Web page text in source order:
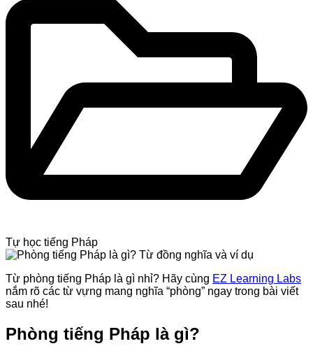
Tự học tiếng Pháp
Từ phòng tiếng Pháp là gì nhỉ? Hãy cùng EZ Learning Labs
nắm rõ các từ vựng mang nghĩa “phòng” ngay trong bài viết
sau nhé!
Phòng tiếng Pháp là gì?